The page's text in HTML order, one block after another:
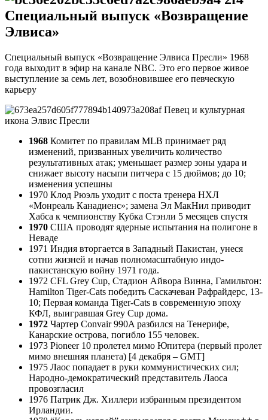
Специальный выпуск «Возвращение
Элвиса»
Специальный выпуск «Возвращение Элвиса Пресли» 1968
года выходит в эфир на канале NBC. Это его первое живое
выступление за семь лет, возобновившее его певческую
карьеру
Певец и культурная
икона Элвис Пресли
1968 Комитет по правилам MLB принимает ряд
изменений, призванных увеличить количество
результативных атак; уменьшает размер зоны удара и
снижает высоту насыпи питчера с 15 дюймов; до 10;
изменения успешны
1970 Клод Рюэль уходит с поста тренера НХЛ
«Монреаль Канадиенс»; замена Эл МакНил приводит
Хабса к чемпионству Кубка Стэнли 5 месяцев спустя
1970 США проводят ядерные испытания на полигоне в
Неваде
1971 Индия вторгается в Западный Пакистан, унеся
сотни жизней и начав полномасштабную индо-
пакистанскую войну 1971 года.
1972 CFL Grey Cup, Стадион Айвора Винна, Гамильтон:
Hamilton Tiger-Cats победить Саскачеван Рафрайдерс, 13-
10; Первая команда Tiger-Cats в современную эпоху
КФЛ, выигравшая Grey Cup дома.
1972 Чартер Convair 990A разбился на Тенерифе,
Канарские острова, погибло 155 человек.
1973 Pioneer 10 пролетел мимо Юпитера (первый пролет
мимо внешняя планета) [4 декабря – GMT]
1975 Лаос попадает в руки коммунистических сил;
Народно-демократический представитель Лаоса
провозгласил
1976 Патрик Дж. Хиллери избранным президентом
Ирландии.